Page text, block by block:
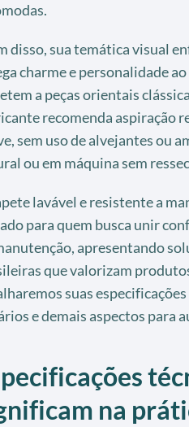
disso, sua temática visual
charme e personalidade
a peças orientais
recomenda aspiração
sem uso de alvejantes ou
ou em máquina sem
lavável e resistente a
para quem busca unir
apresentando
que valorizam
suas
e demais aspectos para
na